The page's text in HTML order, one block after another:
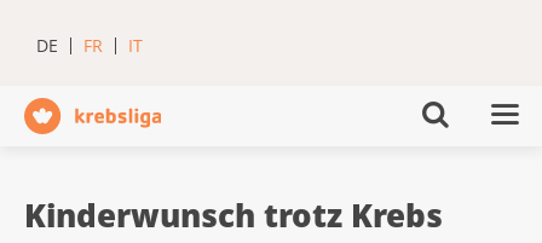
DE FR IT
Kinderwunsch trotz Krebs